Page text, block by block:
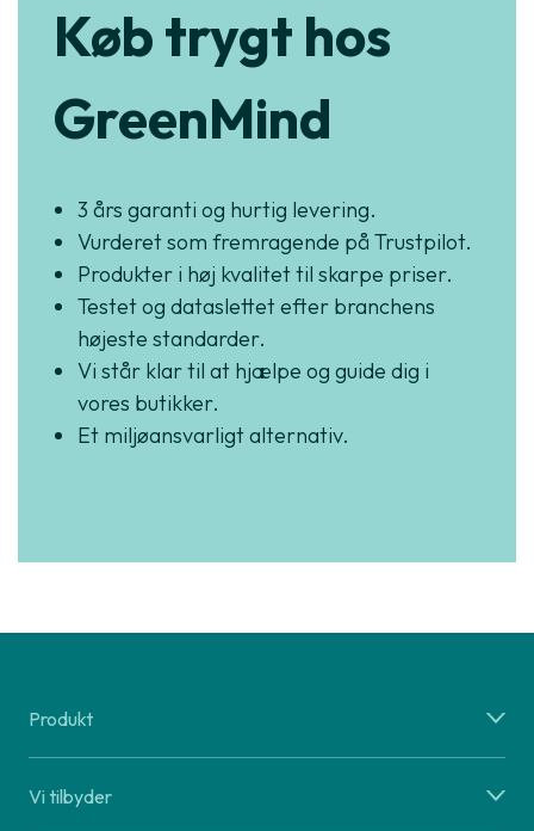
Køb trygt hos
GreenMind
3 års garanti og hurtig levering.
Vurderet som fremragende på Trustpilot.
Produkter i høj kvalitet til skarpe priser.
Testet og dataslettet efter branchens
højeste standarder.
Vi står klar til at hjælpe og guide dig i
vores butikker.
Et miljøansvarligt alternativ.
Produkt
Vi tilbyder